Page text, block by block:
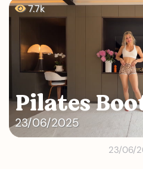
Pilates
23/06/2025
7.7k
23/06/